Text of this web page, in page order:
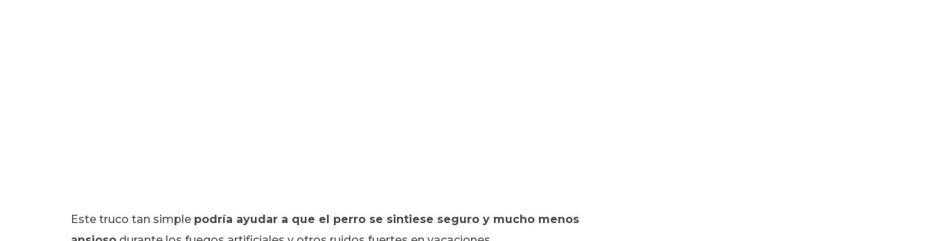
Este truco tan simple podría ayudar a que el perro se sintiese seguro y mucho menos